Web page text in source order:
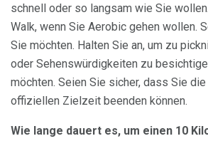
schnell oder so langsam wie Sie
Walk, wenn Sie Aerobic gehen wollen.
Sie möchten. Halten Sie an, um zu
oder Sehenswürdigkeiten zu
möchten. Seien Sie sicher, dass Sie
offiziellen Zielzeit beenden können.
Wie lange dauert es, um einen 10